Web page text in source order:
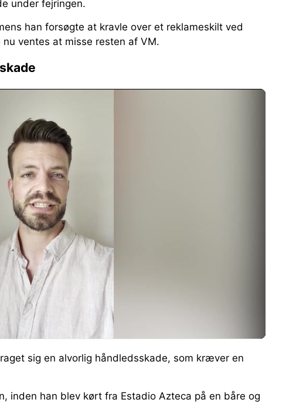
under fejringen.
han forsøgte at kravle over et reklameskilt ved
ventes at misse resten af VM.
sig en alvorlig håndledsskade, som kræver en
inden han blev kørt fra Estadio Azteca på en båre og